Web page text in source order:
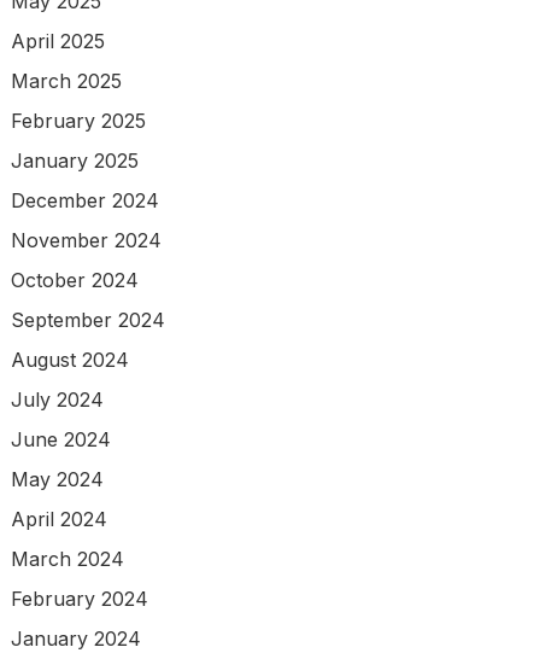
April 2025
March 2025
February 2025
January 2025
December 2024
November 2024
October 2024
September 2024
August 2024
July 2024
June 2024
May 2024
April 2024
March 2024
February 2024
January 2024